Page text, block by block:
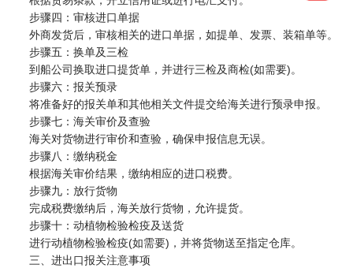
步骤四：审核进口单据
外商发货后，审核相关的进口单据，如提单、发票、装箱单等。
步骤五：换单及三检
到船公司换取进口提货单，并进行三检及商检(如需要)。
步骤六：报关预录
将准备好的报关单和其他相关文件提交给海关进行预录申报。
步骤七：海关审价及查验
海关对货物进行审价和查验，确保申报信息无误。
步骤八：缴纳税金
根据海关审价结果，缴纳相应的进口税费。
步骤九：放行货物
完成税费缴纳后，海关放行货物，允许提货。
步骤十：动植物检验检疫及送货
进行动植物检验检疫(如需要)，并将货物送至指定仓库。
三、进出口报关注意事项